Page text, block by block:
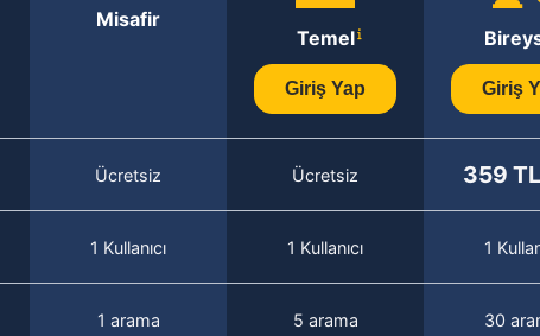
Misafir
Temel
Giriş Yap Giriş
Ücretsiz Ücretsiz 359 TL
1 Kullanıcı 1 Kullanıcı 1
1 arama 5 arama 30